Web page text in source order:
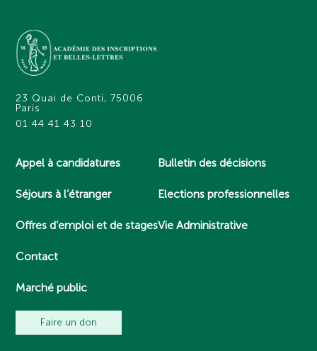
23 Quai de Conti, 75006
Paris
01 44 41 43 10
Appel à candidatures
Séjours à l’étranger
Offres d’emploi et de stages
Contact
Marché public
Bulletin des décisions
Elections professionnelles
Vie Administrative
Faire un don